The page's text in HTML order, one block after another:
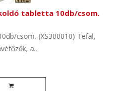
tabletta 10db/csom.
csom.-(XS300010) Tefal,
a..